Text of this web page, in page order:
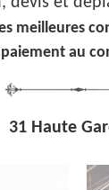
meilleures
paiement au
31 Haute